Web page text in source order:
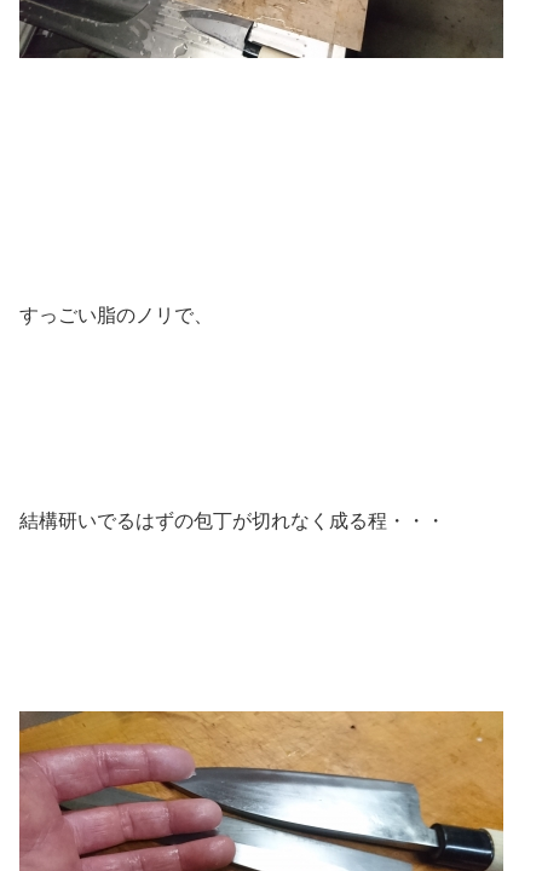
すっごい脂のノリで、
結構研いでるはずの包丁が切れなく成る程・・・